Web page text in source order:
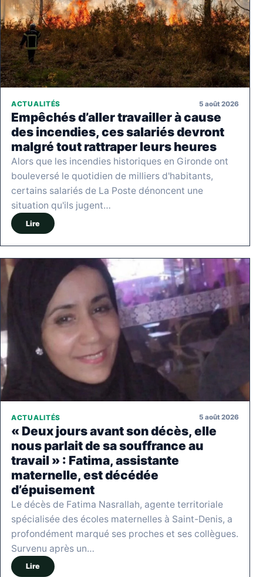
ACTUALITÉS 5 août 2026
Empêchés d’aller travailler à cause
des incendies, ces salariés devront
malgré tout rattraper leurs heures
Alors que les incendies historiques en Gironde ont
bouleversé le quotidien de milliers d'habitants,
certains salariés de La Poste dénoncent une
situation qu'ils jugent…
Lire
ACTUALITÉS 5 août 2026
« Deux jours avant son décès, elle
nous parlait de sa souffrance au
travail » : Fatima, assistante
maternelle, est décédée
d’épuisement
Le décès de Fatima Nasrallah, agente territoriale
spécialisée des écoles maternelles à Saint-Denis, a
profondément marqué ses proches et ses collègues.
Survenu après un…
Lire